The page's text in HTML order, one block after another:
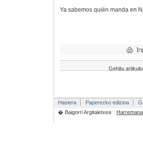
Ya sabemos quién manda en
Gehitu
Hasiera Paperezko edizioa
� Baigorri Argitaletxea
Harremana